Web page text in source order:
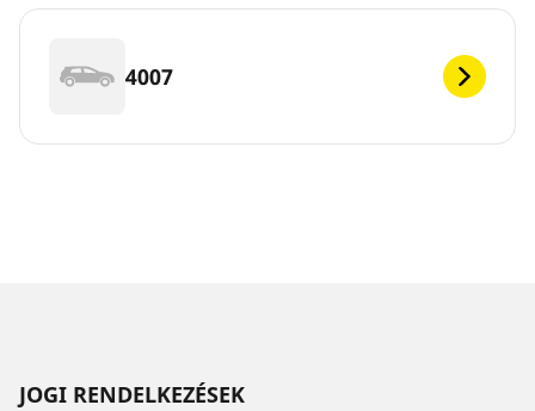
4007
JOGI RENDELKEZÉSEK